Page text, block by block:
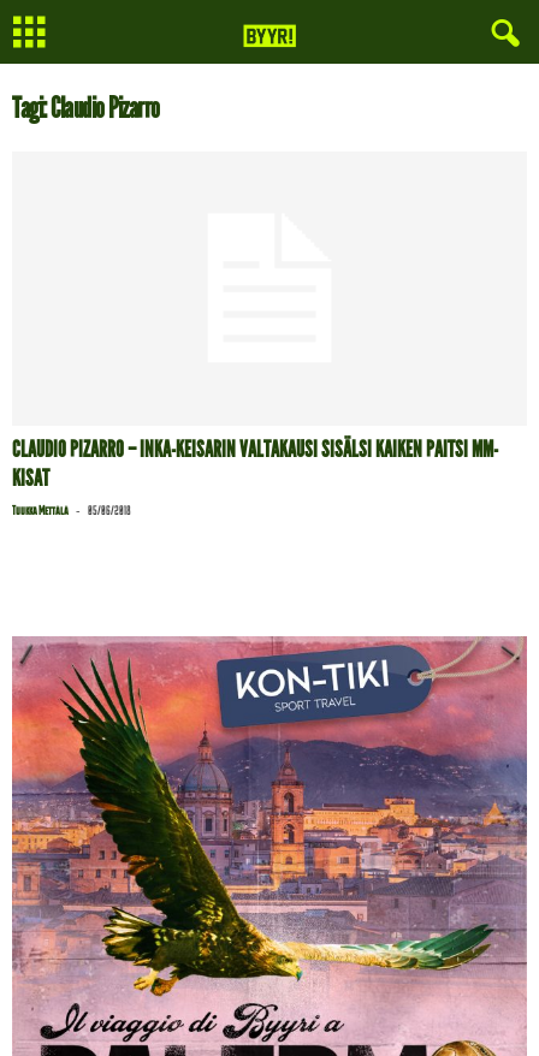
Tagi: Claudio Pizarro
CLAUDIO PIZARRO – INKA-KEISARIN VALTAKAUSI SISÄLSI KAIKEN PAITSI MM-
KISAT
Tuukka Mettälä - 05/06/2018